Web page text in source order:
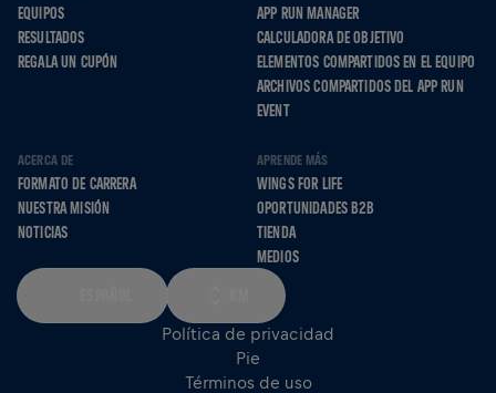
EQUIPOS
RESULTADOS
REGALA UN CUPÓN
APP RUN MANAGER
CALCULADORA DE OBJETIVO
ELEMENTOS COMPARTIDOS EN EL EQUIPO
ARCHIVOS COMPARTIDOS DEL APP RUN
EVENT
ACERCA DE
FORMATO DE CARRERA
NUESTRA MISIÓN
NOTICIAS
APRENDE MÁS
WINGS FOR LIFE
OPORTUNIDADES B2B
TIENDA
MEDIOS
Política de privacidad
Pie
Términos de uso